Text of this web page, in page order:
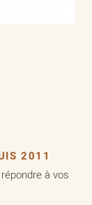
2011
à vos